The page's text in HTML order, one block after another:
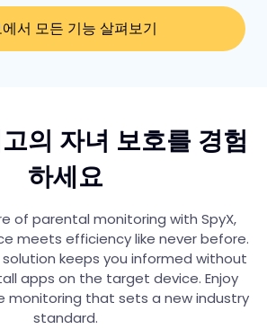
서 모든 기능 살펴보기
의 자녀 보호를 경험
하세요
of parental monitoring with SpyX,
meets efficiency like never before.
keeps you informed without
apps on the target device. Enjoy
monitoring that sets a new industry
standard.